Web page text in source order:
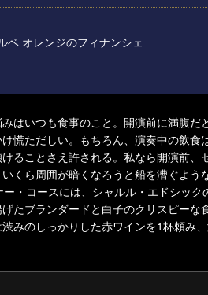
ベ オレンジのフィナンシェ
はいつも食事のこと。開演前に満腹
慌ただしい。もちろん、演奏中の飲
ることさえ許される。私なら開演前
くら周囲が暗くなろうと船を漕ぐよう
・コースには、シャルル・エドシッ
たブランダードと白子のクリスピー
みのしっかりした赤ワインを1杯頼み